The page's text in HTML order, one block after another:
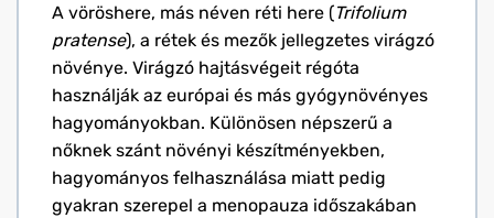
A vöröshere, más néven réti here (Trifolium
pratense), a rétek és mezők jellegzetes virágzó
növénye. Virágzó hajtásvégeit régóta
használják az európai és más gyógynövényes
hagyományokban. Különösen népszerű a
nőknek szánt növényi készítményekben,
hagyományos felhasználása miatt pedig
gyakran szerepel a menopauza időszakában